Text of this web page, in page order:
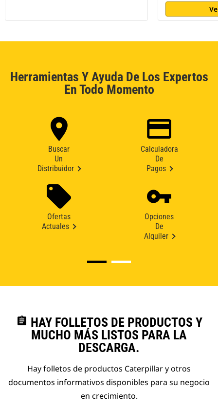
Herramientas Y Ayuda De Los Expertos
En Todo Momento
Buscar
Un
Distribuidor
Calculadora
De
Pagos
Ofertas
Actuales
Opciones
De
Alquiler
assignment HAY FOLLETOS DE PRODUCTOS Y
MUCHO MÁS LISTOS PARA LA
DESCARGA.
Hay folletos de productos Caterpillar y otros
documentos informativos disponibles para su negocio
en crecimiento.